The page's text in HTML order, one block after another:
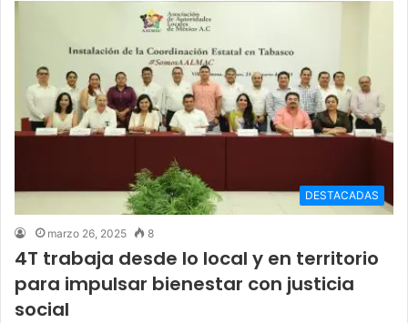
DESTACADAS
marzo 26, 2025 8
4T trabaja desde lo local y en territorio
para impulsar bienestar con justicia
social